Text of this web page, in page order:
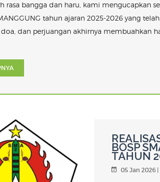
rasa bangga dan haru, kami mengucapkan
tahun ajaran 2025-2026 yang
doa, dan perjuangan akhirnya membuahkan
BOSP
TAHUN
05 Jan 2026 |